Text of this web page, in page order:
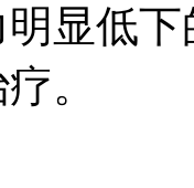
显低
。